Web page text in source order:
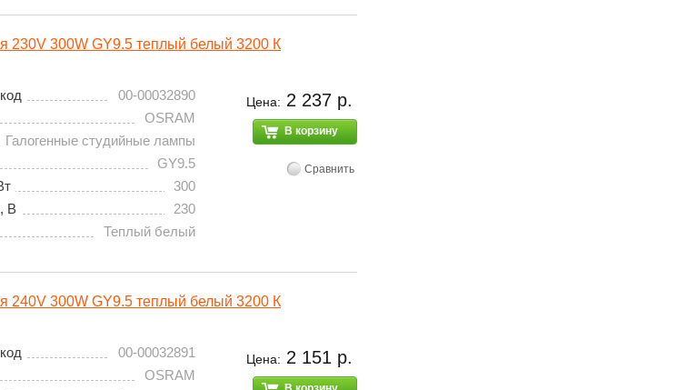
230V 300W GY9.5 теплый белый 3200 К
00-00032890
OSRAM
Галогенные студийные лампы
GY9.5
300
В
230
Теплый белый
Цена: 2 237 р.
В корзину
Сравнить
240V 300W GY9.5 теплый белый 3200 К
00-00032891
OSRAM
Цена: 2 151 р.